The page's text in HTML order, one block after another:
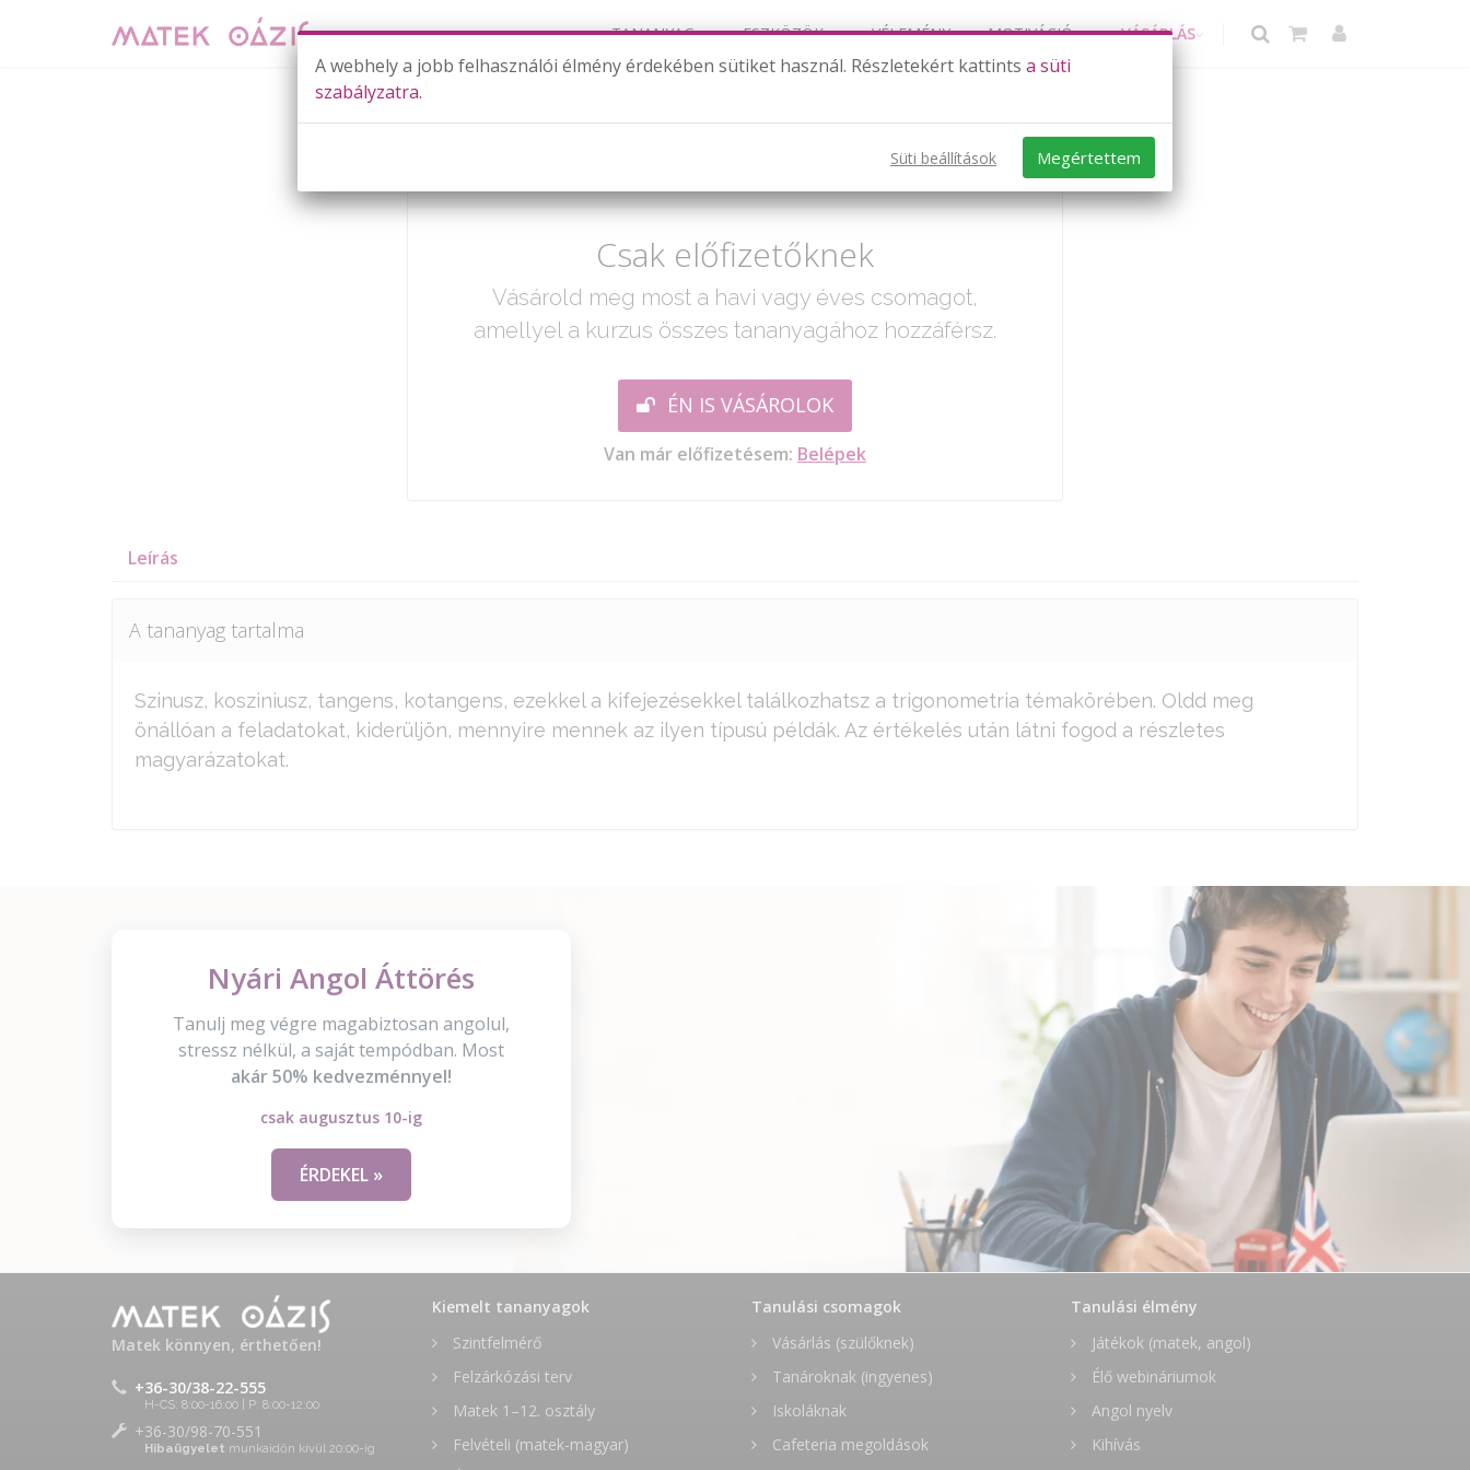
TANANYAG ESZKÖZÖK VÉLEMÉNY MOTIVÁCIÓ VÁSÁRLÁS
Csak előfizetőknek
Vásárold meg most a havi vagy éves csomagot,
amellyel a kurzus összes tananyagához hozzáférsz.
ÉN IS VÁSÁROLOK
Van már előfizetésem: Belépek
Leírás
A tananyag tartalma
Szinusz, kosziniusz, tangens, kotangens, ezekkel a kifejezésekkel találkozhatsz a trigonometria témakörében. Oldd meg
önállóan a feladatokat, kiderüljön, mennyire mennek az ilyen típusú példák. Az értékelés után látni fogod a részletes
magyarázatokat.
Nyári Angol Áttörés
Tanulj meg végre magabiztosan angolul,
stressz nélkül, a saját tempódban. Most
akár 50% kedvezménnyel!
csak augusztus 10-ig
ÉRDEKEL »
Matek könnyen, érthetően!
+36-30/38-22-555
H-CS: 8:00-16:00 | P: 8:00-12:00
+36-30/98-70-551
Hibaügyelet munkaidőn kívül 20:00-ig
Kiemelt tananyagok
Szintfelmérő
Felzárkózási terv
Matek 1–12. osztály
Felvételi (matek-magyar)
Tanulási csomagok
Vásárlás (szülőknek)
Tanároknak (ingyenes)
Iskoláknak
Cafeteria megoldások
Tanulási élmény
Játékok (matek, angol)
Élő webináriumok
Angol nyelv
Kihívás
A webhely a jobb felhasználói élmény érdekében sütiket használ. Részletekért kattints a süti
szabályzatra.
Süti beállítások Megértettem